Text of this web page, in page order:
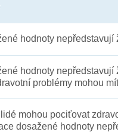
hodnoty nepředstavují
hodnoty
problémy mohou
mohou pociťovat
dosažené hodnoty